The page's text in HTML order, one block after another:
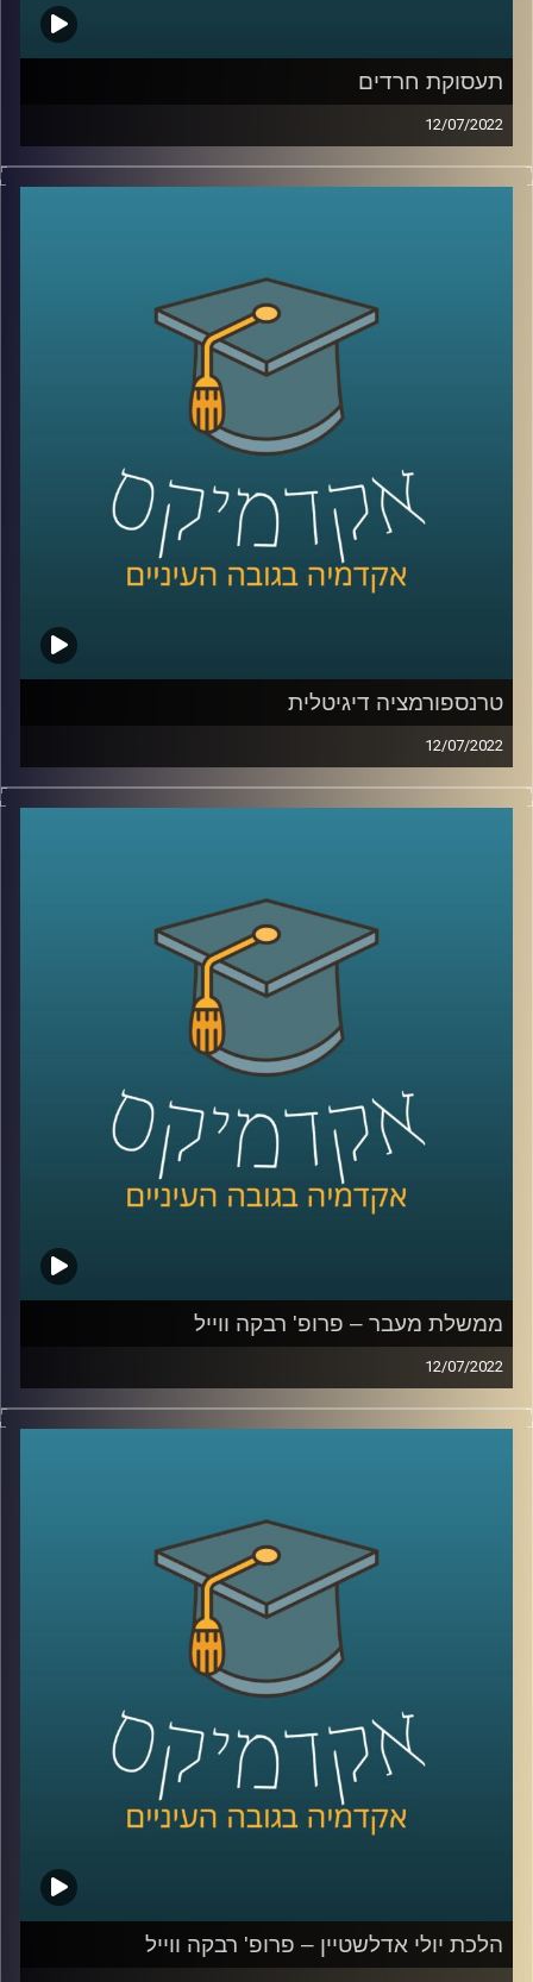
תעסוקת חרדים
12/07/2022
כיום חיים בישראל כמיליון ומאתיים אלף חרדים, שהם כ-12%
מהאוכלוסייה בישראל, ובשנת 2035 האוכלוסייה החרדית צפויה
מכלל השכירים בתחום, וכ-3% מכלל הגברים החרדים
איך נכון להגדיל את שיעור החרדים המועסקים בכלל
ובתעסוקה איכותית בפרט, למה זאת הבעיה של כולנו, עד כמה
שילובם יוביל לצמיחה של כלל הכלכלה הישראלית ולמה
הייטק, מושך ככל שישמע, הוא לא בהכרח הפתרון.
על כל הנושאים האלו דיברתי עם ד"ר הלה אקסלרד, ראש
המרכז למדיניות כלכלית של החברה החרדית במכון אהרן כאן
באוניברסיטת רייכמן.
לשיחה עם ד"ר הלה אקסלרד על טרנספורמציה דיגיטלית –
לחצו כאן
לשיחה עם ד"ר הלה אקסלרד על תעסוקת מבוגרים –לחצו
כאן
טרנספורמציה דיגיטלית
12/07/2022
בקורונה העברנו הרבה מהחיים שלנו למרחב הדיגיטלי והתחלנו
להשתמש באינטרנט למטרות שלא היינו יכולים לדמיין שהוא
שירותיים דיגטליים. המעבר לדיגיטל הוא כמובן יכול להיות נח
לציבור אבל יש לו גם השלכות כלכליות רבות.
בפרק הזה של אקדמיקס התארחה ד"ר הלה אקסלרד לדבר על
טרנספורמציה דיגיטלית, מה זה אומר, ההשלכות הכלכליות של
המעבר לדיגיטל ומי מונע מזה לקרות בעוד מקומות.
לשיחה עם ד"ר הלה אקסלרד על תעסוקת חרדים –
לשיחה עם ד"ר הלה אקסלרד על תעסוקת מבוגרים –
קרדיט תמונות:AudioVersity
ממשלת מעבר – פרופ' רבקה ווייל
12/07/2022
לאחר קצת יותר משנה הכנסת הצביעה על התפזרותה ובכך
נכנסנו לתקופת מעבר עד השבעת הכנסת הבאה. מה
בתכנית הזאת התארחה פרופ' רבקה ווייל מרצה וחוקרת של
משפט ציבורי וחוקתי, בבית הספר למשפטים של אוניברסיטת
רייכמן וכותבת המאמר "תקופת בין השמשות: על סמכויותיה של
ממשלת מעבר" לדבר בדיוק על הנושא הזה.
קרדיט תמונות:AudioVersity
הלכת יולי אדלשטיין – פרופ' רבקה ווייל